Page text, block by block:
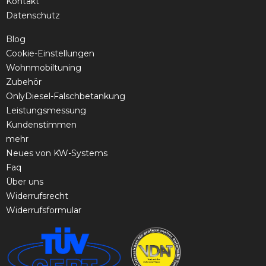
Datenschutz
Blog
Cookie-Einstellungen
Wohnmobiltuning
Zubehör
OnlyDiesel-Falschbetankung
Leistungsmessung
Kundenstimmen
mehr
Neues von KW-Systems
Faq
Über uns
Widerrufsrecht
Widerrufsformular